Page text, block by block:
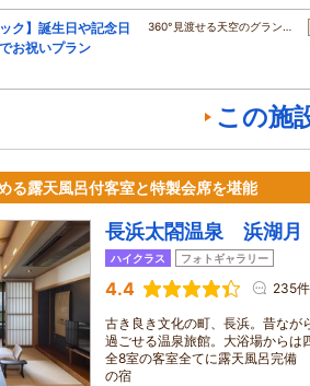
ク】誕生日や記念日
お祝いプラン
360°見渡せる天空のグラン…
この施
る露天風呂付客室と特製会席を堪能
長浜太閤温泉 浜湖月
ハイクラス フォトギャラリー
4.4 235件
古き良き文化の町、長浜。昔なが
過ごせる温泉旅館。大浴場から
全8室の客室全てに露天風呂完備
の宿